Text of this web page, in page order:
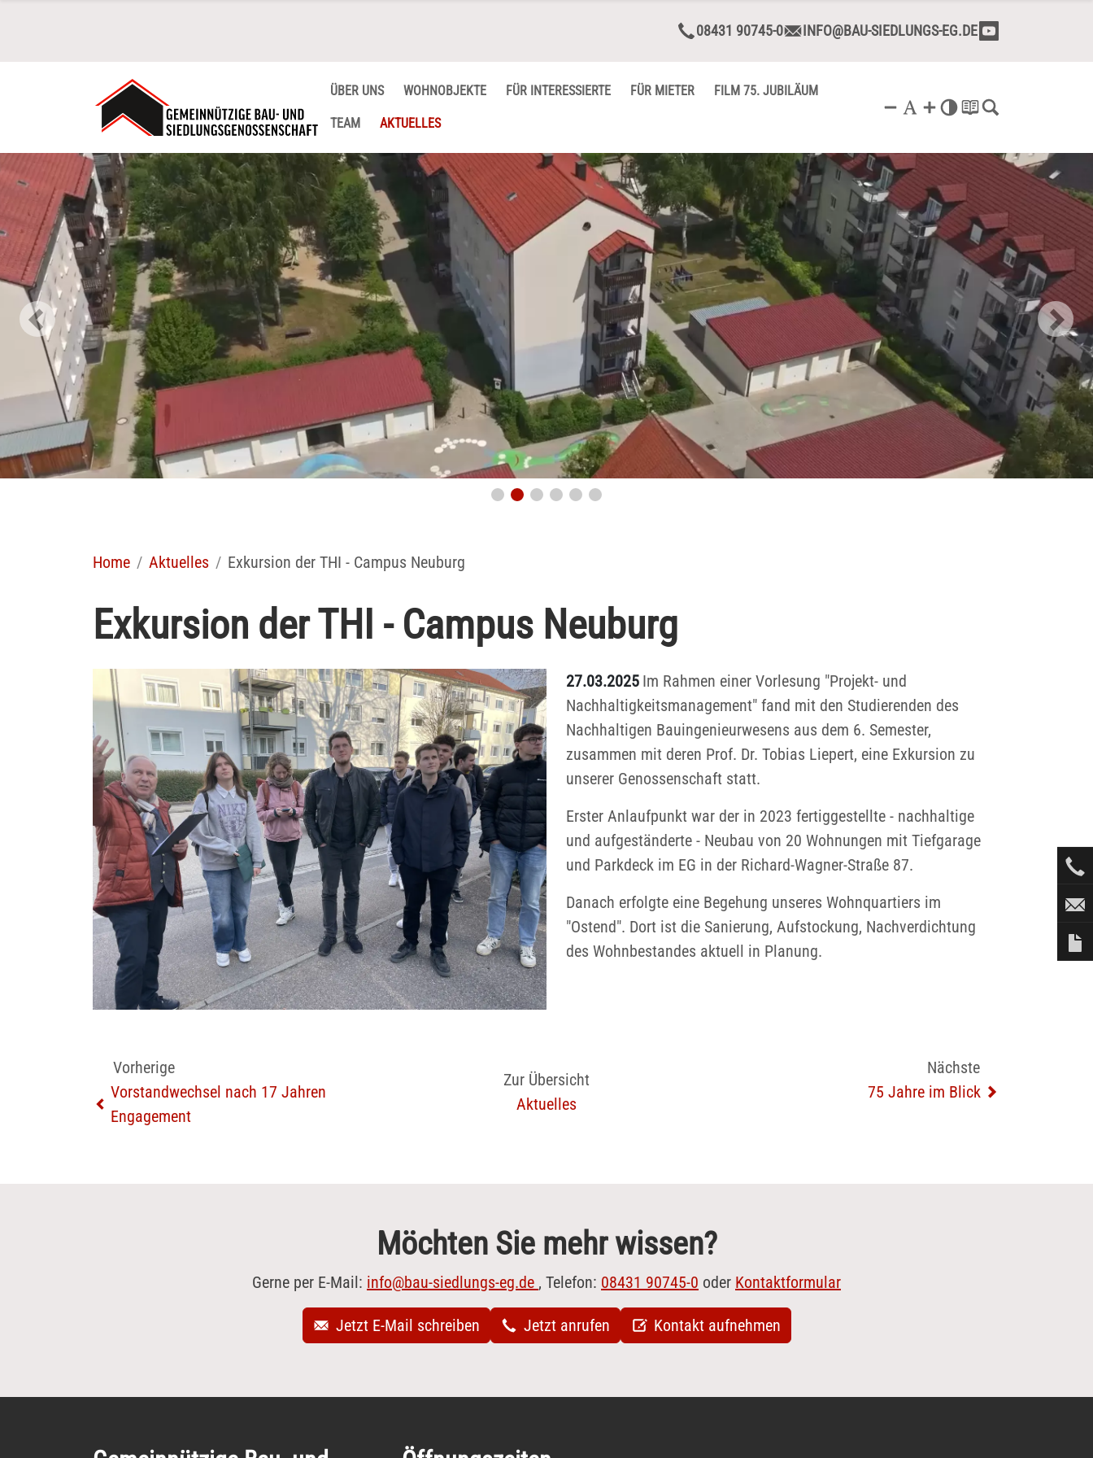
08431 90745-0 INFO@BAU-SIEDLUNGS-EG.DE
ÜBER UNS WOHNOBJEKTE FÜR INTERESSIERTE FÜR MIETER FILM 75. JUBILÄUM
TEAM AKTUELLES
Home Aktuelles Exkursion der THI - Campus Neuburg
Exkursion der THI - Campus Neuburg
27.03.2025 Im Rahmen einer Vorlesung "Projekt- und
Nachhaltigkeitsmanagement" fand mit den Studierenden des
Nachhaltigen Bauingenieurwesens aus dem 6. Semester,
zusammen mit deren Prof. Dr. Tobias Liepert, eine Exkursion zu
unserer Genossenschaft statt.
Erster Anlaufpunkt war der in 2023 fertiggestellte - nachhaltige
und aufgeständerte - Neubau von 20 Wohnungen mit Tiefgarage
und Parkdeck im EG in der Richard-Wagner-Straße 87.
Danach erfolgte eine Begehung unseres Wohnquartiers im
"Ostend". Dort ist die Sanierung, Aufstockung, Nachverdichtung
des Wohnbestandes aktuell in Planung.
Vorherige
Vorstandwechsel nach 17 Jahren
Engagement
Zur Übersicht
Aktuelles
Nächste
75 Jahre im Blick
Möchten Sie mehr wissen?
Gerne per E-Mail: info@bau-siedlungs-eg.de , Telefon: 08431 90745-0 oder Kontaktformular
Jetzt E-Mail schreiben Jetzt anrufen Kontakt aufnehmen